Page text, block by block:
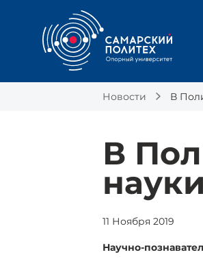
Новости В
В
11 Ноября 2019
Научно-